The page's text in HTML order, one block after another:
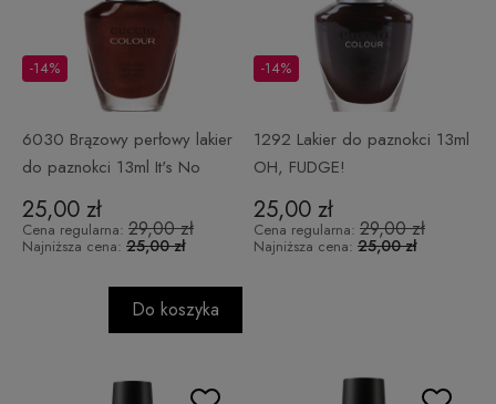
6030 Brązowy perłowy lakier
do paznokci 13ml It's No
Istanbul
25,00 zł
-14%
Cena regularna: 29,00 zł
Najniższa cena: 25,00 zł
Do koszyka
1292 Lakier do paznokci 13ml
OH, FUDGE!
25,00 zł
-14%
Cena regularna: 29,00 zł
Najniższa cena: 25,00 zł